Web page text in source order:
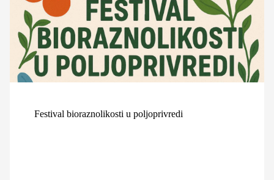
Festival bioraznolikosti u poljoprivredi